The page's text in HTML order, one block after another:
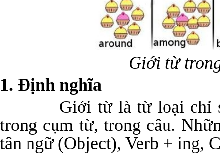
Giới từ
1. Định nghĩa
Giới từ là từ loại chỉ sự
trong cụm từ, trong câu.
tân ngữ (Object), Verb + ing,